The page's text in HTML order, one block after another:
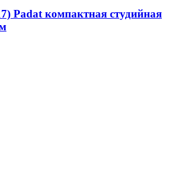
Padat компактная студийная